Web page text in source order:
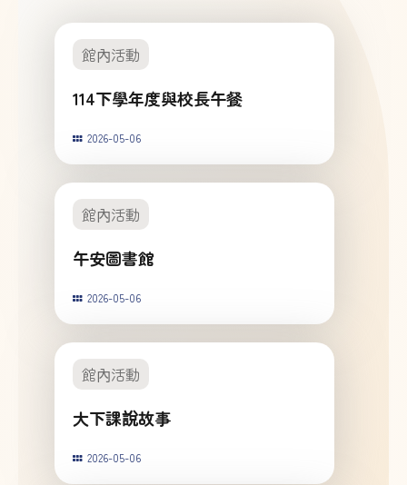
館內活動
114下學年度與校長午餐
2026-05-06
館內活動
午安圖書館
2026-05-06
館內活動
大下課說故事
2026-05-06